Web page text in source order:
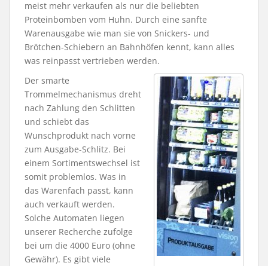
meist mehr verkaufen als nur die beliebten
Proteinbomben vom Huhn. Durch eine sanfte
Warenausgabe wie man sie von Snickers- und
Brötchen-Schiebern an Bahnhöfen kennt, kann alles
was reinpasst vertrieben werden.
Der smarte
Trommelmechanismus dreht
nach Zahlung den Schlitten
und schiebt das
Wunschprodukt nach vorne
zum Ausgabe-Schlitz. Bei
einem Sortimentswechsel ist
somit problemlos. Was in
das Warenfach passt, kann
auch verkauft werden.
Solche Automaten liegen
unserer Recherche zufolge
bei um die 4000 Euro (ohne
Gewähr). Es gibt viele